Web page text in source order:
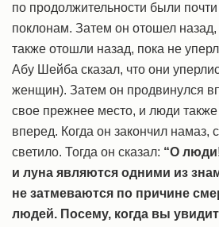
по продолжительности были
поклонам. Затем он отошел
также отошли назад, пока не
Абу Шейба сказал, что они
женщин). Затем он продвинулся
свое прежнее место, и люди
вперед. Когда он закончил намаз,
светило. Тогда он сказал: “О
и луна являются одними из
не затмеваются по причине
людей. Посему, когда вы